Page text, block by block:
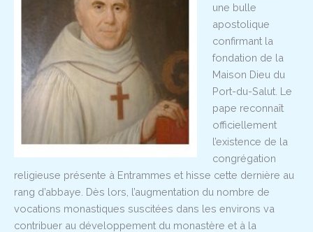
une bulle
apostolique
confirmant la
fondation de la
Maison Dieu du
Port-du-Salut. Le
pape reconnaît
officiellement
l’existence de la
congrégation
religieuse présente à Entrammes et hisse cette dernière au
rang d’abbaye. Dès lors, l’augmentation du nombre de
vocations monastiques suscitées dans les environs va
contribuer au développement du monastère et à la